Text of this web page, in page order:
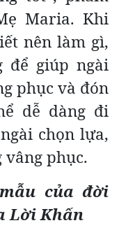
Maria. Khi
nên làm gì,
để giúp ngài
phục và đón
dễ dàng đi
chọn lựa,
phục.
của đời
Lời Khấn